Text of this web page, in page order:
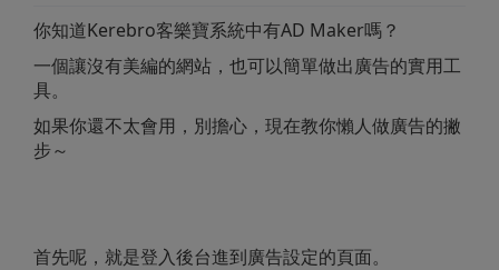
你知道Kerebro客樂寶系統中有AD Maker嗎？
一個讓沒有美編的網站，也可以簡單做出廣告的實用工
具。
如果你還不太會用，別擔心，現在教你懶人做廣告的撇
步～
首先呢，就是登入後台進到廣告設定的頁面。